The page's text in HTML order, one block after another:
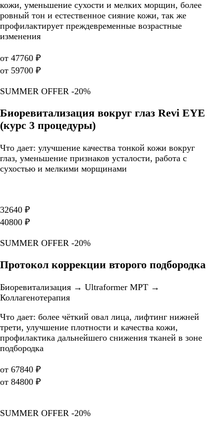
кожи, уменьшение сухости и мелких морщин, более
ровный тон и естественное сияние кожи, так же
профилактирует преждевременные возрастные
изменения
от 47760 ₽
от 59700 ₽
SUMMER OFFER -20%
Биоревитализация вокруг глаз Revi EYE
(курс 3 процедуры)
Что дает: улучшение качества тонкой кожи вокруг
глаз, уменьшение признаков усталости, работа с
сухостью и мелкими морщинами
32640 ₽
40800 ₽
SUMMER OFFER -20%
Протокол коррекции второго подбородка
Биоревитализация → Ultraformer MPT →
Коллагенотерапия
Что дает: более чёткий овал лица, лифтинг нижней
трети, улучшение плотности и качества кожи,
профилактика дальнейшего снижения тканей в зоне
подбородка
от 67840 ₽
от 84800 ₽
SUMMER OFFER -20%